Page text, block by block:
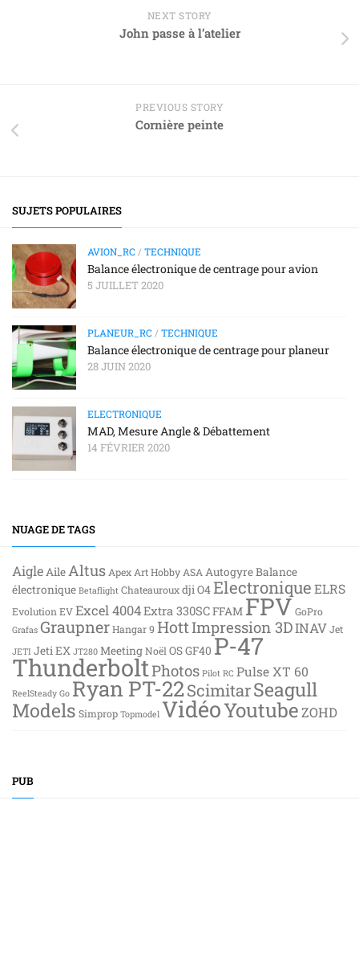
NEXT STORY
John passe à l’atelier
PREVIOUS STORY
Cornière peinte
SUJETS POPULAIRES
AVION_RC / TECHNIQUE
Balance électronique de centrage pour avion
5 JUILLET 2020
PLANEUR_RC / TECHNIQUE
Balance électronique de centrage pour planeur
28 JUIN 2020
ELECTRONIQUE
MAD, Mesure Angle & Débattement
14 FÉVRIER 2020
NUAGE DE TAGS
AigleAileAltus Apex Art Hobby ASA AutogyreBalance
électronique Betaflight Chateaurouxdji O4Electronique ELRS
Evolution EVExcel 4004Extra 330SCFFAM FPVGoPro
Grafas GraupnerHangar 9 HottImpression 3DINAVJet
JETI Jeti EX JT280 MeetingNoël OS GF40 P-47
ThunderboltPhotos Pilot RC Pulse XT 60
ReelSteady Go Ryan PT-22ScimitarSeagull
Models Simprop Topmodel VidéoYoutube ZOHD
PUB